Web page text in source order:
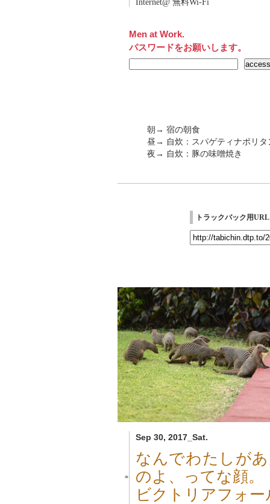
Men at Work.
パスワードをお願いします。
朝→ 宿の朝食
昼→ 自炊：スパゲティナポリタ
夜→ 自炊：豚の味噌焼き
トラックバック用URL
Sep 30, 2017_Sat.
■
なんでわたしが
のよ、ってな顔。
ビクトリアフォ